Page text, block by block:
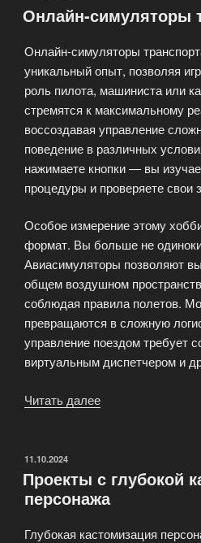
порогом
Онлайн-симуляторы
Онлайн-симуляторы
уникальный опыт, позволяя
роль пилота, машиниста или
стремятся к максимальному
воссоздавая управление
поведение в различных
нажимаете кнопки — вы
процедуры и проверяете свои
Особое измерение этому
формат. Вы больше не
Авиасимуляторы позволяют
общем воздушном
соблюдая правила полетов.
превращаются в сложную
управление поездом требует
виртуальным диспетчером и
Читать далее
ОПУБЛИКОВАНО
11.10.2024
Проекты с глубокой
персонажа
Глубокая кастомизация